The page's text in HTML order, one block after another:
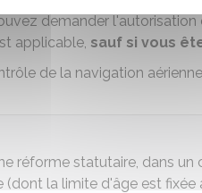
demander
applicable, sauf si vous
de la navigation
réforme statutaire, dans un
la limite d'âge est fixée